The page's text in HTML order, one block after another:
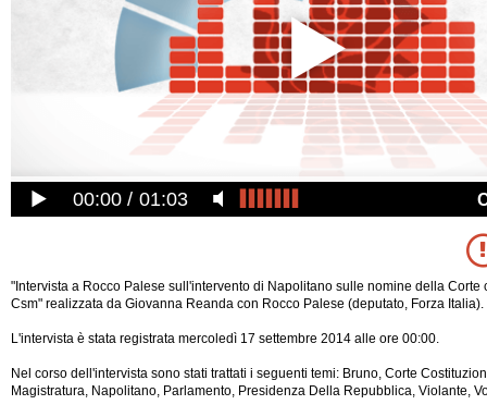
00:00 01:03
"Intervista a Rocco Palese sull'intervento di Napolitano sulle nomine della Corte
Csm" realizzata da Giovanna Reanda con Rocco Palese (deputato, Forza Italia).
L'intervista è stata registrata mercoledì 17 settembre 2014 alle ore 00:00.
Nel corso dell'intervista sono stati trattati i seguenti temi: Bruno, Corte
Magistratura, Napolitano, Parlamento, Presidenza Della Repubblica, Violante,